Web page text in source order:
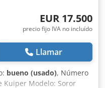
EUR 17.500
precio fijo IVA no incluído
Llamar
bueno (usado), Número
Kuiper Modelo: Soror